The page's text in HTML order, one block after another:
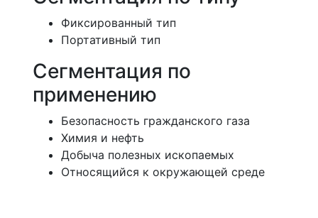
Фиксированный тип
Портативный тип
Сегментация по
применению
Безопасность гражданского газа
Химия и нефть
Добыча полезных ископаемых
Относящийся к окружающей среде